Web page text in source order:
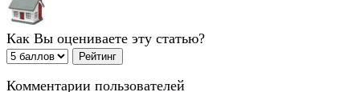
Как Вы оцениваете эту статью?
Комментарии пользователей